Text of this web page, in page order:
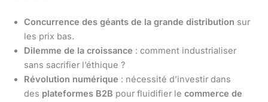
Concurrence des géants de la grande distribution sur
les prix bas.
Dilemme de la croissance : comment industrialiser
sans sacrifier l’éthique ?
Révolution numérique : nécessité d’investir dans
des plateformes B2B pour fluidifier le commerce de